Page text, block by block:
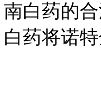
南白药的
白药将诺